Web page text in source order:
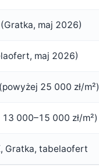
maj 2026)
maj 2026)
25 000 zł/m²)
13 000–15 000 zł/m²)
Gratka, tabelaofert